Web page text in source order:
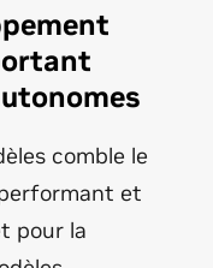
comble le
et
pour la